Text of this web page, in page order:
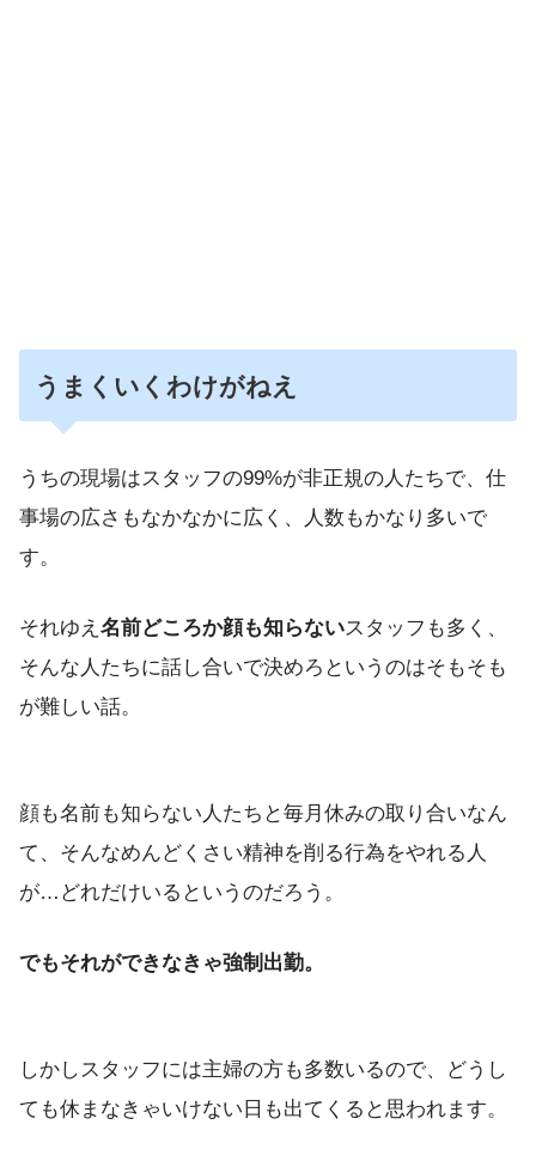
うまく いくわけがねえ
うちの現場はスタッフの99%が非正規の人たちで、仕
事場の広さもなかなかに広く、人数もかなり多いで
す。
それゆえ 名前どころか顔も知らないスタッフも多く、
そんな人たちに話し合いで決めろというのはそもそも
が難しい話。
顔も名前も知らない人たちと毎月休みの取り合いなん
て、そんなめんどくさい精神を削る行為をやれる人
が…どれだけいるというのだろう。
でもそれができなきゃ強制出勤。
しかしスタッフには主婦の方も多数いるので、どうし
ても休まなきゃいけない日も出てくると思われます。